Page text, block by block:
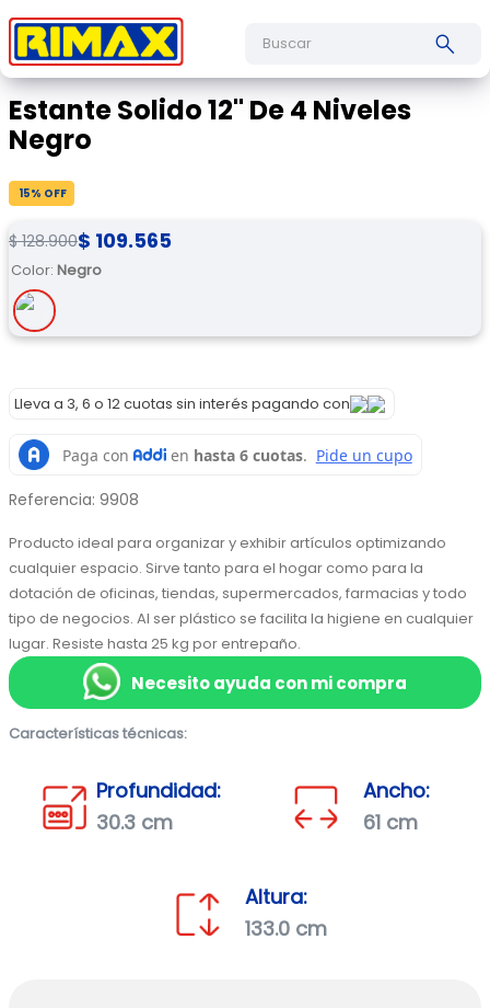
Estante Solido 12" De 4 Niveles
Negro
15% OFF
$ 128.900$ 109.565
Color: Negro
Lleva a 3, 6 o 12 cuotas sin interés pagando con
Referencia: 9908
Producto ideal para organizar y exhibir artículos optimizando
cualquier espacio. Sirve tanto para el hogar como para la
dotación de oficinas, tiendas, supermercados, farmacias y todo
tipo de negocios. Al ser plástico se facilita la higiene en cualquier
lugar. Resiste hasta 25 kg por entrepaño.
Necesito ayuda con mi compra
Características técnicas:
Profundidad:
30.3 cm
Ancho:
61 cm
Altura:
133.0 cm